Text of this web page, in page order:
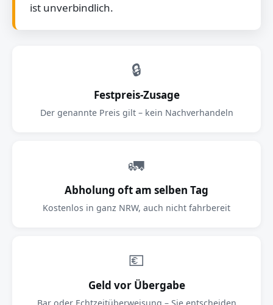
ist unverbindlich.
🔒
Festpreis-Zusage
Der genannte Preis gilt – kein Nachverhandeln
🚛
Abholung oft am selben Tag
Kostenlos in ganz NRW, auch nicht fahrbereit
💶
Geld vor Übergabe